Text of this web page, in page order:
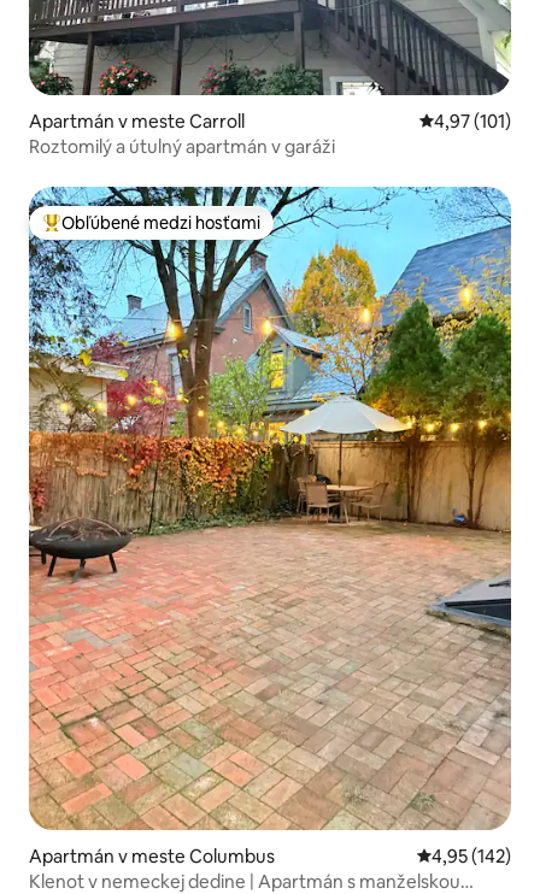
Apartmán v meste Carroll Priemerné
4,97 (101)
Roztomilý a útulný apartmán v garáži
Najobľúbenejšie medzi hosťami
Obľúbené medzi hosťami
Apartmán v meste Columbus Priemerné
4,95 (142)
Klenot v nemeckej dedine | Apartmán s manželskou